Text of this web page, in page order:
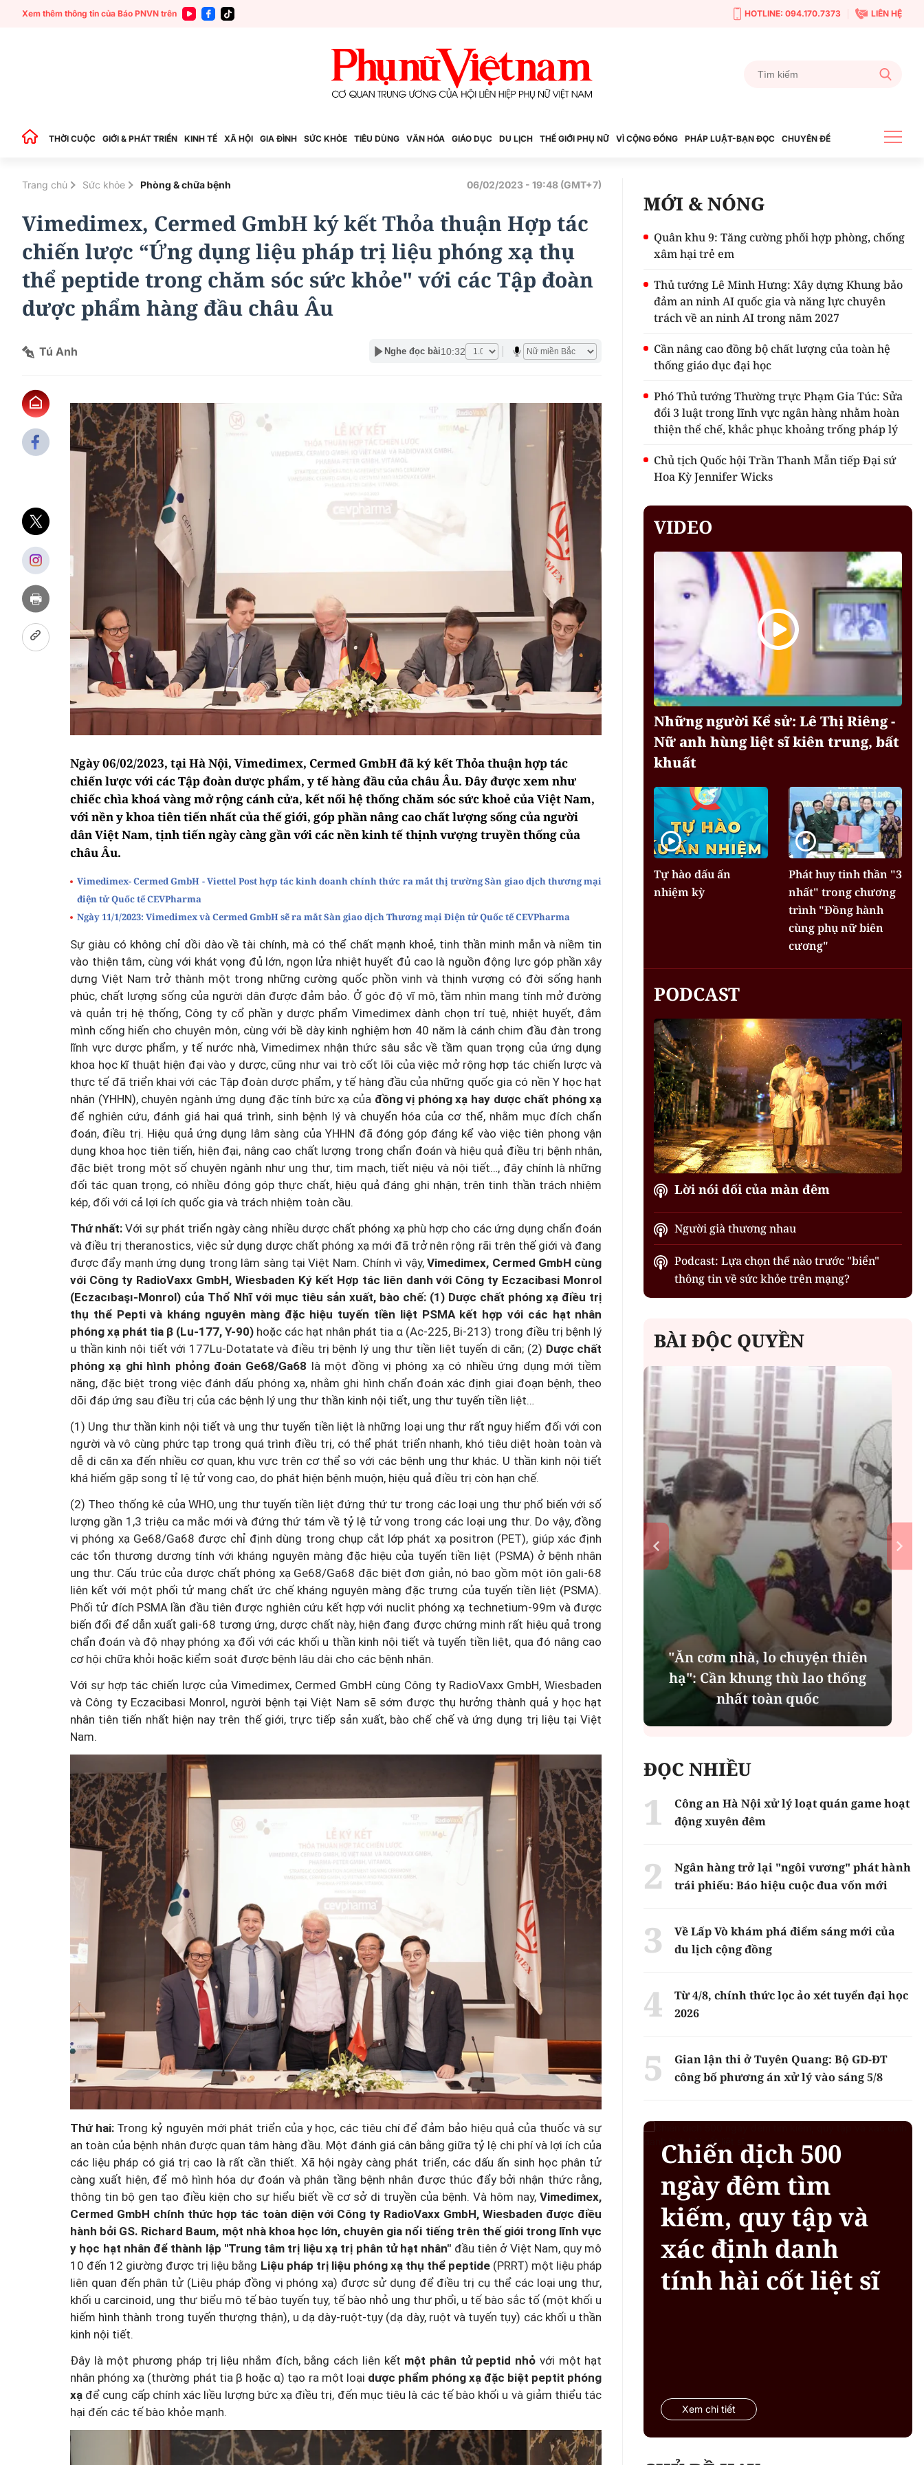
Xem thêm thông tin của Báo PNVN trên HOTLINE: 094.170.7373 LIÊN HỆ
THỜI CUỘC GIỚI & PHÁT TRIỂN KINH TẾ XÃ HỘI GIA ĐÌNH SỨC KHỎE TIÊU DÙNG VĂN HÓA GIÁO DỤC DU LỊCH THẾ GIỚI PHỤ NỮ VÌ CỘNG ĐỒNG PHÁP LUẬT-BẠN ĐỌC CHUYÊN ĐỀ
Trang chủ Sức khỏe Phòng & chữa bệnh 06/02/2023 - 19:48 (GMT+7)
Vimedimex, Cermed GmbH ký kết Thỏa thuận Hợp tác
chiến lược “Ứng dụng liệu pháp trị liệu phóng xạ thụ
thể peptide trong chăm sóc sức khỏe" với các Tập đoàn
dược phẩm hàng đầu châu Âu
Tú Anh Nghe đọc bài10:32
Ngày 06/02/2023, tại Hà Nội, Vimedimex, Cermed GmbH đã ký kết Thỏa thuận hợp tác
chiến lược với các Tập đoàn dược phẩm, y tế hàng đầu của châu Âu. Đây được xem như
chiếc chìa khoá vàng mở rộng cánh cửa, kết nối hệ thống chăm sóc sức khoẻ của Việt Nam,
với nền y khoa tiên tiến nhất của thế giới, góp phần nâng cao chất lượng sống của người
dân Việt Nam, tịnh tiến ngày càng gần với các nền kinh tế thịnh vượng truyền thống của
châu Âu.
Vimedimex- Cermed GmbH - Viettel Post hợp tác kinh doanh chính thức ra mắt thị trường Sàn giao dịch thương mại
điện tử Quốc tế CEVPharma
Ngày 11/1/2023: Vimedimex và Cermed GmbH sẽ ra mắt Sàn giao dịch Thương mại Điện tử Quốc tế CEVPharma
Sự giàu có không chỉ dồi dào về tài chính, mà có thể chất mạnh khoẻ, tinh thần minh mẫn và niềm tin
vào thiện tâm, cùng với khát vọng đủ lớn, ngọn lửa nhiệt huyết đủ cao là nguồn động lực góp phần xây
dựng Việt Nam trở thành một trong những cường quốc phồn vinh và thịnh vượng có đời sống hạnh
phúc, chất lượng sống của người dân được đảm bảo. Ở góc độ vĩ mô, tầm nhìn mang tính mở đường
và quản trị hệ thống, Công ty cổ phần y dược phẩm Vimedimex dành chọn trí tuệ, nhiệt huyết, đắm
mình cống hiến cho chuyên môn, cùng với bề dày kinh nghiệm hơn 40 năm là cánh chim đầu đàn trong
lĩnh vực dược phẩm, y tế nước nhà, Vimedimex nhận thức sâu sắc về tầm quan trọng của ứng dụng
khoa học kĩ thuật hiện đại vào y dược, cũng như vai trò cốt lõi của việc mở rộng hợp tác chiến lược và
thực tế đã triển khai với các Tập đoàn dược phẩm, y tế hàng đầu của những quốc gia có nền Y học hạt
nhân (YHHN), chuyên ngành ứng dụng đặc tính bức xạ của đồng vị phóng xạ hay dược chất phóng xạ
để nghiên cứu, đánh giá hai quá trình, sinh bệnh lý và chuyển hóa của cơ thể, nhằm mục đích chẩn
đoán, điều trị. Hiệu quả ứng dụng lâm sàng của YHHN đã đóng góp đáng kể vào việc tiên phong vận
dụng khoa học tiên tiến, hiện đại, nâng cao chất lượng trong chẩn đoán và hiệu quả điều trị bệnh nhân,
đặc biệt trong một số chuyên ngành như ung thư, tim mạch, tiết niệu và nội tiết…, đây chính là những
đối tác quan trọng, có nhiều đóng góp thực chất, hiệu quả đáng ghi nhận, trên tinh thần trách nhiệm
kép, đối với cả lợi ích quốc gia và trách nhiệm toàn cầu.
Thứ nhất: Với sự phát triển ngày càng nhiều dược chất phóng xạ phù hợp cho các ứng dụng chẩn đoán
và điều trị theranostics, việc sử dụng dược chất phóng xạ mới đã trở nên rộng rãi trên thế giới và đang
được đẩy mạnh ứng dụng trong lâm sàng tại Việt Nam. Chính vì vậy,Vimedimex, Cermed GmbH cùng
với Công ty RadioVaxx GmbH, Wiesbaden Ký kết Hợp tác liên danh với Công ty Eczacibasi Monrol
(Eczacıbaşı-Monrol) của Thổ Nhĩ với mục tiêu sản xuất, bào chế: (1) Dược chất phóng xạ điều trị
thụ thể Pepti và kháng nguyên màng đặc hiệu tuyến tiền liệt PSMA kết hợp với các hạt nhân
phóng xạ phát tia β (Lu-177, Y-90) hoặc các hạt nhân phát tia α (Ac-225, Bi-213) trong điều trị bệnh lý
u thần kinh nội tiết với 177Lu-Dotatate và điều trị bệnh lý ung thư tiền liệt tuyến di căn; (2) Dược chất
phóng xạ ghi hình phỏng đoán Ge68/Ga68 là một đồng vị phóng xạ có nhiều ứng dụng mới tiềm
năng, đặc biệt trong việc đánh dấu phóng xạ, nhằm ghi hình chẩn đoán xác định giai đoạn bệnh, theo
dõi đáp ứng sau điều trị của các bệnh lý ung thư thần kinh nội tiết, ung thư tuyến tiền liệt…
(1) Ung thư thần kinh nội tiết và ung thư tuyến tiền liệt là những loại ung thư rất nguy hiểm đối với con
người và vô cùng phức tạp trong quá trình điều trị, có thể phát triển nhanh, khó tiêu diệt hoàn toàn và
dễ di căn xa đến nhiều cơ quan, khu vực trên cơ thể so với các bệnh ung thư khác. U thần kinh nội tiết
khá hiếm gặp song tỉ lệ tử vong cao, do phát hiện bệnh muộn, hiệu quả điều trị còn hạn chế.
(2) Theo thống kê của WHO, ung thư tuyến tiền liệt đứng thứ tư trong các loại ung thư phổ biến với số
lượng gần 1,3 triệu ca mắc mới và đứng thứ tám về tỷ lệ tử vong trong các loại ung thư. Do vậy, đồng
vị phóng xạ Ge68/Ga68 được chỉ định dùng trong chụp cắt lớp phát xạ positron (PET), giúp xác định
các tổn thương dương tính với kháng nguyên màng đặc hiệu của tuyến tiền liệt (PSMA) ở bệnh nhân
ung thư. Cấu trúc của dược chất phóng xạ Ge68/Ga68 đặc biệt đơn giản, nó bao gồm một iôn gali-68
liên kết với một phối tử mang chất ức chế kháng nguyên màng đặc trưng của tuyến tiền liệt (PSMA).
Phối tử đích PSMA lần đầu tiên được nghiên cứu kết hợp với nuclit phóng xạ technetium-99m và được
biến đổi để dẫn xuất gali-68 tương ứng, dược chất này, hiện đang được chứng minh rất hiệu quả trong
chẩn đoán và độ nhạy phóng xạ đối với các khối u thần kinh nội tiết và tuyến tiền liệt, qua đó nâng cao
cơ hội chữa khỏi hoặc kiểm soát được bệnh lâu dài cho các bệnh nhân.
Với sự hợp tác chiến lược của Vimedimex, Cermed GmbH cùng Công ty RadioVaxx GmbH, Wiesbaden
và Công ty Eczacibasi Monrol, người bệnh tại Việt Nam sẽ sớm được thụ hưởng thành quả y học hạt
nhân tiên tiến nhất hiện nay trên thế giới, trực tiếp sản xuất, bào chế chế và ứng dụng trị liệu tại Việt
Nam.
Thứ hai: Trong kỷ nguyên mới phát triển của y học, các tiêu chí để đảm bảo hiệu quả của thuốc và sự
an toàn của bệnh nhân được quan tâm hàng đầu. Một đánh giá cân bằng giữa tỷ lệ chi phí và lợi ích của
các liệu pháp có giá trị cao là rất cần thiết. Xã hội ngày càng phát triển, các dấu ấn sinh học phân tử
càng xuất hiện, để mô hình hóa dự đoán và phân tầng bệnh nhân được thúc đẩy bởi nhận thức rằng,
thông tin bộ gen tạo điều kiện cho sự hiểu biết về cơ sở di truyền của bệnh. Và hôm nay,Vimedimex,
Cermed GmbH chính thức hợp tác toàn diện với Công ty RadioVaxx GmbH, Wiesbaden được điều
hành bởi GS. Richard Baum, một nhà khoa học lớn, chuyên gia nổi tiếng trên thế giới trong lĩnh vực
y học hạt nhân để thành lập "Trung tâm trị liệu xạ trị phân tử hạt nhân" đầu tiên ở Việt Nam, quy mô
10 đến 12 giường được trị liệu bằng Liệu pháp trị liệu phóng xạ thụ thể peptide (PRRT) một liệu pháp
liên quan đến phân tử (Liệu pháp đồng vị phóng xạ) được sử dụng để điều trị cụ thể các loại ung thư,
khối u carcinoid, ung thư biểu mô tế bào tuyến tụy, tế bào nhỏ ung thư phổi, u tế bào sắc tố (một khối u
hiếm hình thành trong tuyến thượng thận), u dạ dày-ruột-tụy (dạ dày, ruột và tuyến tụy) các khối u thần
kinh nội tiết.
Đây là một phương pháp trị liệu nhắm đích, bằng cách liên kết một phân tử peptid nhỏ với một hạt
nhân phóng xạ (thường phát tia β hoặc α) tạo ra một loại dược phẩm phóng xạ đặc biệt peptit phóng
xạ để cung cấp chính xác liều lượng bức xạ điều trị, đến mục tiêu là các tế bào khối u và giảm thiểu tác
hại đến các tế bào khỏe mạnh.
MỚI & NÓNG
Quân khu 9: Tăng cường phối hợp phòng, chống
xâm hại trẻ em
Thủ tướng Lê Minh Hưng: Xây dựng Khung bảo
đảm an ninh AI quốc gia và năng lực chuyên
trách về an ninh AI trong năm 2027
Cần nâng cao đồng bộ chất lượng của toàn hệ
thống giáo dục đại học
Phó Thủ tướng Thường trực Phạm Gia Túc: Sửa
đổi 3 luật trong lĩnh vực ngân hàng nhằm hoàn
thiện thể chế, khắc phục khoảng trống pháp lý
Chủ tịch Quốc hội Trần Thanh Mẫn tiếp Đại sứ
Hoa Kỳ Jennifer Wicks
VIDEO
Những người Kể sử: Lê Thị Riêng -
Nữ anh hùng liệt sĩ kiên trung, bất
khuất
Tự hào dấu ấn
nhiệm kỳ
Phát huy tinh thần "3
nhất" trong chương
trình "Đồng hành
cùng phụ nữ biên
cương"
PODCAST
Lời nói dối của màn đêm
Người già thương nhau
Podcast: Lựa chọn thế nào trước "biển"
thông tin về sức khỏe trên mạng?
BÀI ĐỘC QUYỀN
đang thế
chế rủi ro?
Thành lập thành phố Bắc Ninh
trực thuộc Trung ương: Tầm
nhìn đô thị hiện đại và giàu bản
sắc
"Ăn cơm nhà, lo chuyện thiên
hạ": Cần khung thù lao thống
nhất toàn quốc
MSB: Lợi nhuận quý II đến từ trụ
cột nào?
ĐỌC NHIỀU
Công an Hà Nội xử lý loạt quán game hoạt
động xuyên đêm
Ngân hàng trở lại "ngôi vương" phát hành
trái phiếu: Báo hiệu cuộc đua vốn mới
Về Lấp Vò khám phá điểm sáng mới của
du lịch cộng đồng
Từ 4/8, chính thức lọc ảo xét tuyển đại học
2026
Gian lận thi ở Tuyên Quang: Bộ GD-ĐT
công bố phương án xử lý vào sáng 5/8
Chiến dịch 500
ngày đêm tìm
kiếm, quy tập và
xác định danh
tính hài cốt liệt sĩ
Xem chi tiết